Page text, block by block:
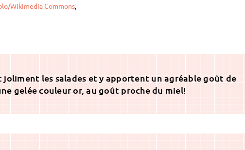
Wikimedia Commons,
joliment les salades et y apportent un agréable goût de
gelée couleur or, au goût proche du miel!